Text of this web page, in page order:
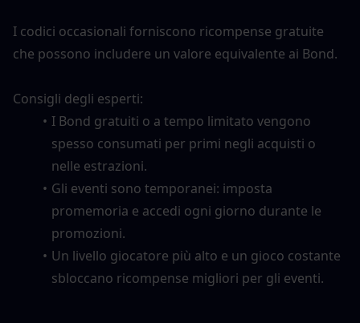
I codici occasionali forniscono ricompense gratuite
che possono includere un valore equivalente ai Bond.
Consigli degli esperti:
I Bond gratuiti o a tempo limitato vengono
spesso consumati per primi negli acquisti o
nelle estrazioni.
Gli eventi sono temporanei: imposta
promemoria e accedi ogni giorno durante le
promozioni.
Un livello giocatore più alto e un gioco costante
sbloccano ricompense migliori per gli eventi.